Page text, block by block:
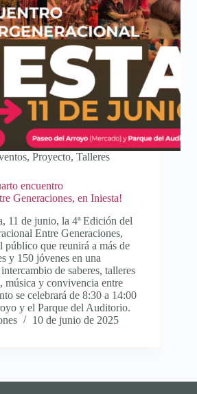
, Proyecto, Talleres
encuentro
Generaciones, en Iniesta!
11 de junio, la 4ª Edición del
Entre Generaciones,
público que reunirá a más de
y 150 jóvenes en una
de saberes, talleres
música y convivencia entre
se celebrará de 8:30 a 14:00
y el Parque del Auditorio.
10 de junio de 2025